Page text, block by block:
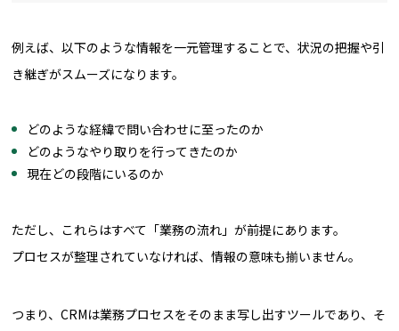
例えば、以下のような情報を一元管理することで、状況の把握や引
き継ぎがスムーズになります。
どのような経緯で問い合わせに至ったのか
どのようなやり取りを行ってきたのか
現在どの段階にいるのか
ただし、これらはすべて「業務の流れ」が前提にあります。
プロセスが整理されていなければ、情報の意味も揃いません。
つまり、CRMは業務プロセスをそのまま写し出すツールであり、そ